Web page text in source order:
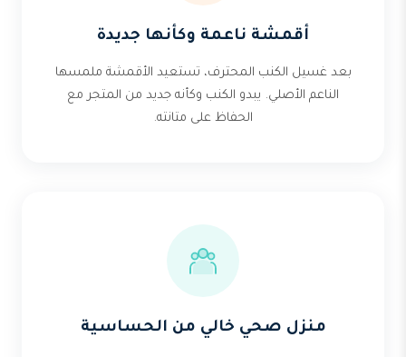
أقمشة ناعمة وكأنها جديدة
بعد غسيل الكنب المحترف، تستعيد الأقمشة ملمسها
الناعم الأصلي. يبدو الكنب وكأنه جديد من المتجر مع
الحفاظ على متانته.
منزل صحي خالي من الحساسية